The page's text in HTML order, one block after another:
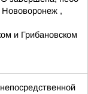
Нововоронеж ,
и Грибановском